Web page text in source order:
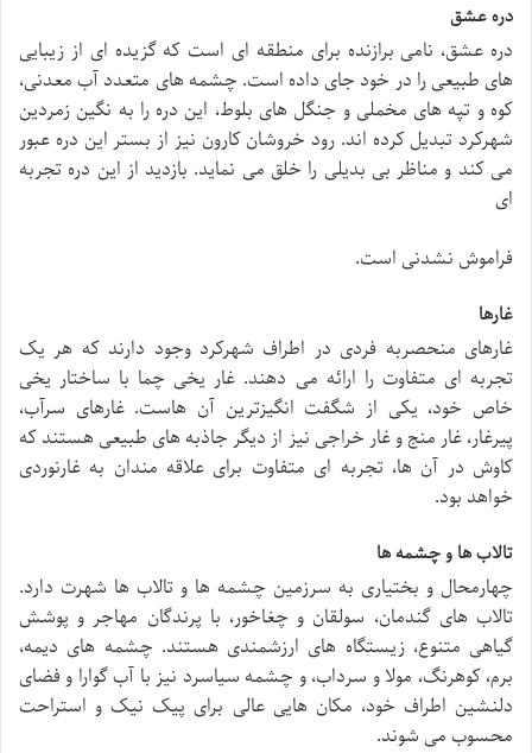
دره عشق
دره عشق، نامی برازنده برای منطقه ای است که گزیده ای از زیبایی
های طبیعی را در خود جای داده است. چشمه های متعدد آب معدنی،
کوه و تپه های مخملی و جنگل های بلوط، این دره را به نگین زمردین
شهرکرد تبدیل کرده اند. رود خروشان کارون نیز از بستر این دره عبور
می کند و مناظر بی بدیلی را خلق می نماید. بازدید از این دره تجربه
ای
فراموش نشدنی است.
غارها
غارهای منحصربه فردی در اطراف شهرکرد وجود دارند که هر یک
تجربه ای متفاوت را ارائه می دهند. غار یخی چما با ساختار یخی
خاص خود، یکی از شگفت انگیزترین آن هاست. غارهای سرآب،
پیرغار، غار منج و غار خراجی نیز از دیگر جاذبه های طبیعی هستند که
کاوش در آن ها، تجربه ای متفاوت برای علاقه مندان به غارنوردی
خواهد بود.
تالاب ها و چشمه ها
چهارمحال و بختیاری به سرزمین چشمه ها و تالاب ها شهرت دارد.
تالاب های گندمان، سولقان و چغاخور، با پرندگان مهاجر و پوشش
گیاهی متنوع، زیستگاه های ارزشمندی هستند. چشمه های دیمه،
برم، کوهرنگ، مولا و سرداب، و چشمه سیاسرد نیز با آب گوارا و فضای
دلنشین اطراف خود، مکان هایی عالی برای پیک نیک و استراحت
محسوب می شوند.